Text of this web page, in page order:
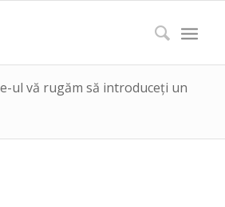
ul vă rugăm să introduceți un